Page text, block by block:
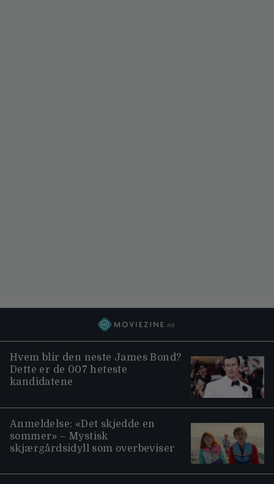
Hvem blir den neste James Bond?
Dette er de 007 heteste
kandidatene
Anmeldelse: «Det skjedde en
sommer» – Mystisk
skjærgårdsidyll som overbeviser